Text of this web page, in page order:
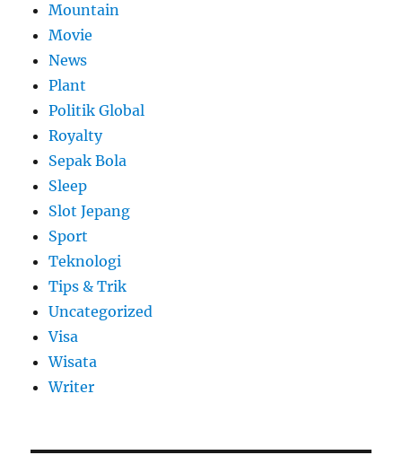
Mountain
Movie
News
Plant
Politik Global
Royalty
Sepak Bola
Sleep
Slot Jepang
Sport
Teknologi
Tips & Trik
Uncategorized
Visa
Wisata
Writer